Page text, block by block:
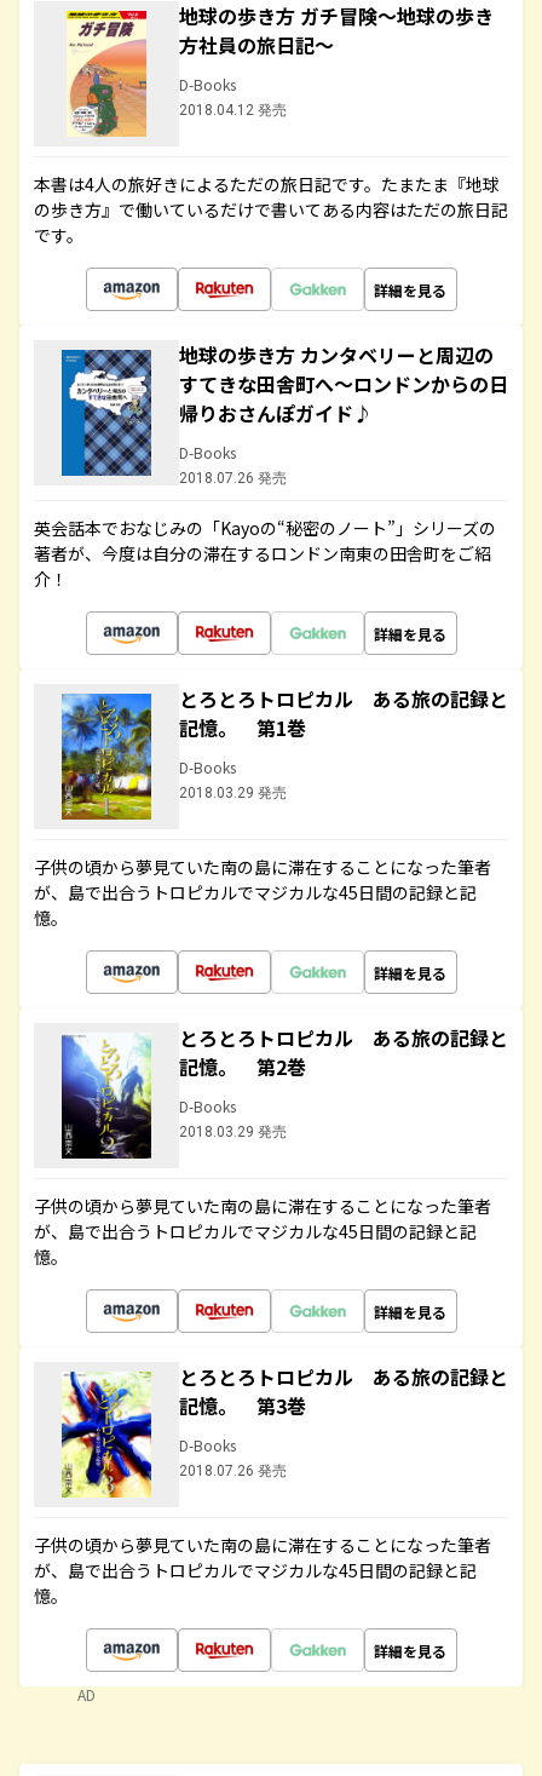
地球の歩き方 ガチ冒険～地球の歩き
方社員の旅日記～
D-Books
2018.04.12 発売
本書は4人の旅好きによるただの旅日記です。たまたま『地球
の歩き方』で働いているだけで書いてある内容はただの旅日記
です。
詳細を見る
地球の歩き方 カンタベリーと周辺の
すてきな田舎町へ～ロンドンからの日
帰りおさんぽガイド♪
D-Books
2018.07.26 発売
英会話本でおなじみの「Kayoの“秘密のノート”」シリーズの
著者が、今度は自分の滞在するロンドン南東の田舎町をご紹
介！
詳細を見る
とろとろトロピカル ある旅の記録と
記憶。 第1巻
D-Books
2018.03.29 発売
子供の頃から夢見ていた南の島に滞在することになった筆者
が、島で出合うトロピカルでマジカルな45日間の記録と記
憶。
詳細を見る
とろとろトロピカル ある旅の記録と
記憶。 第2巻
D-Books
2018.03.29 発売
子供の頃から夢見ていた南の島に滞在することになった筆者
が、島で出合うトロピカルでマジカルな45日間の記録と記
憶。
詳細を見る
とろとろトロピカル ある旅の記録と
記憶。 第3巻
D-Books
2018.07.26 発売
子供の頃から夢見ていた南の島に滞在することになった筆者
が、島で出合うトロピカルでマジカルな45日間の記録と記
憶。
詳細を見る
AD